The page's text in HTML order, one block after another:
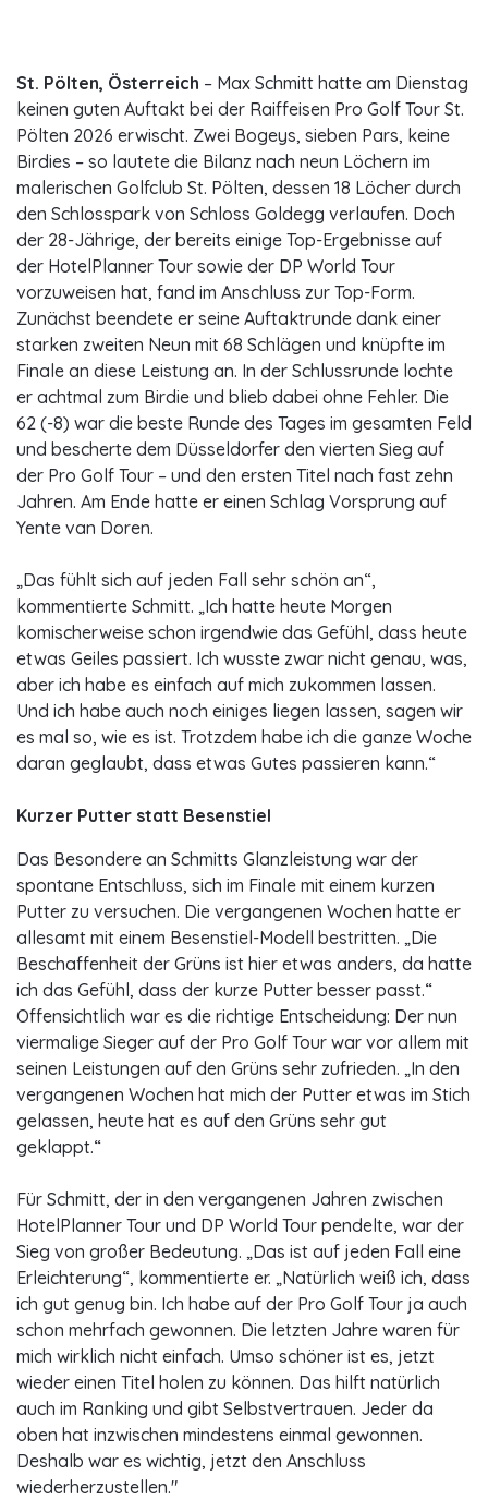
St. Pölten, Österreich – Max Schmitt hatte am Dienstag
keinen guten Auftakt bei der Raiffeisen Pro Golf Tour St.
Pölten 2026 erwischt. Zwei Bogeys, sieben Pars, keine
Birdies – so lautete die Bilanz nach neun Löchern im
malerischen Golfclub St. Pölten, dessen 18 Löcher durch
den Schlosspark von Schloss Goldegg verlaufen. Doch
der 28-Jährige, der bereits einige Top-Ergebnisse auf
der HotelPlanner Tour sowie der DP World Tour
vorzuweisen hat, fand im Anschluss zur Top-Form.
Zunächst beendete er seine Auftaktrunde dank einer
starken zweiten Neun mit 68 Schlägen und knüpfte im
Finale an diese Leistung an. In der Schlussrunde lochte
er achtmal zum Birdie und blieb dabei ohne Fehler. Die
62 (-8) war die beste Runde des Tages im gesamten Feld
und bescherte dem Düsseldorfer den vierten Sieg auf
der Pro Golf Tour – und den ersten Titel nach fast zehn
Jahren. Am Ende hatte er einen Schlag Vorsprung auf
Yente van Doren.
„Das fühlt sich auf jeden Fall sehr schön an“,
kommentierte Schmitt. „Ich hatte heute Morgen
komischerweise schon irgendwie das Gefühl, dass heute
etwas Geiles passiert. Ich wusste zwar nicht genau, was,
aber ich habe es einfach auf mich zukommen lassen.
Und ich habe auch noch einiges liegen lassen, sagen wir
es mal so, wie es ist. Trotzdem habe ich die ganze Woche
daran geglaubt, dass etwas Gutes passieren kann.“
Kurzer Putter statt Besenstiel
Das Besondere an Schmitts Glanzleistung war der
spontane Entschluss, sich im Finale mit einem kurzen
Putter zu versuchen. Die vergangenen Wochen hatte er
allesamt mit einem Besenstiel-Modell bestritten. „Die
Beschaffenheit der Grüns ist hier etwas anders, da hatte
ich das Gefühl, dass der kurze Putter besser passt.“
Offensichtlich war es die richtige Entscheidung: Der nun
viermalige Sieger auf der Pro Golf Tour war vor allem mit
seinen Leistungen auf den Grüns sehr zufrieden. „In den
vergangenen Wochen hat mich der Putter etwas im Stich
gelassen, heute hat es auf den Grüns sehr gut
geklappt.“
Für Schmitt, der in den vergangenen Jahren zwischen
HotelPlanner Tour und DP World Tour pendelte, war der
Sieg von großer Bedeutung. „Das ist auf jeden Fall eine
Erleichterung“, kommentierte er. „Natürlich weiß ich, dass
ich gut genug bin. Ich habe auf der Pro Golf Tour ja auch
schon mehrfach gewonnen. Die letzten Jahre waren für
mich wirklich nicht einfach. Umso schöner ist es, jetzt
wieder einen Titel holen zu können. Das hilft natürlich
auch im Ranking und gibt Selbstvertrauen. Jeder da
oben hat inzwischen mindestens einmal gewonnen.
Deshalb war es wichtig, jetzt den Anschluss
wiederherzustellen."